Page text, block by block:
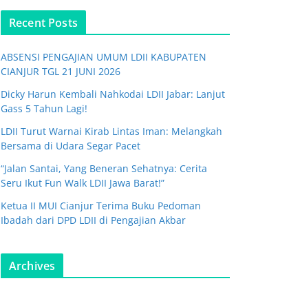
Recent Posts
ABSENSI PENGAJIAN UMUM LDII KABUPATEN
CIANJUR TGL 21 JUNI 2026
Dicky Harun Kembali Nahkodai LDII Jabar: Lanjut
Gass 5 Tahun Lagi!
LDII Turut Warnai Kirab Lintas Iman: Melangkah
Bersama di Udara Segar Pacet
“Jalan Santai, Yang Beneran Sehatnya: Cerita
Seru Ikut Fun Walk LDII Jawa Barat!”
Ketua II MUI Cianjur Terima Buku Pedoman
Ibadah dari DPD LDII di Pengajian Akbar
Archives